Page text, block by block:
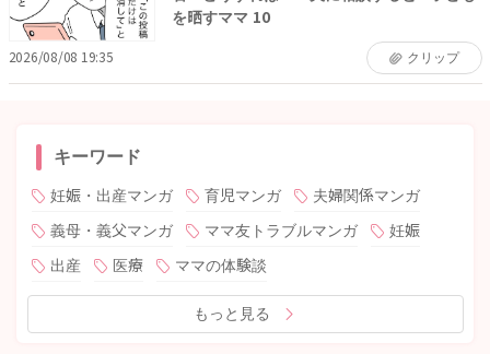
を晒すママ 10
2026/08/08 19:35 クリップ
キーワード
妊娠・出産マンガ 育児マンガ
夫婦関係マンガ
義母・義父マンガ
ママ友トラブルマンガ
妊娠
出産
医療 ママの体験談
もっと見る